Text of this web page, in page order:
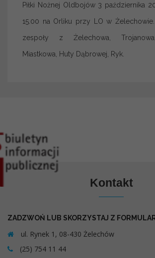
Piłki Nożnej Oldbojów 3 października
15.00 na Orliku przy LO w Żelechowie.
zespoły z Żelechowa,
Miastkowa, Huty Dąbrowej, Ryk.
Kontakt
ZADZWOŃ LUB SKORZYSTAJ Z
ul. Rynek 1, 08-430 Żelechów
(25) 754 11 44